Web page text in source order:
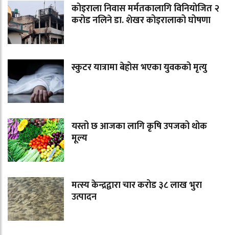
कोइराला निवास मर्मतकालागि विनियोजित २
करोड नलिने डा. शेखर कोइरालाको घोषणा
स्कुटर यात्रामा बेहोस भएका युवकको मृत्यु
यस्तो छ आजका लागि कृषि उपजको थोक
मूल्य
मत्स्य केन्द्रद्वारा चार करोड ३८ लाख भुरा
उत्पादन